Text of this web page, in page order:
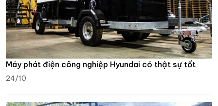
Máy phát điện công nghiệp Hyundai có thật sự tốt
24/10